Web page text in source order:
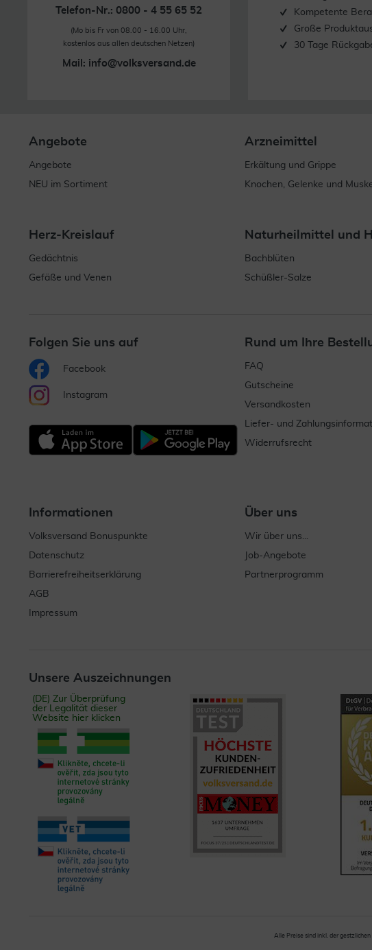
Telefon-Nr.: 0800 - 4 55 65 52
(Mo bis Fr von 08.00 - 16.00 Uhr,
kostenlos aus allen deutschen Netzen)
Mail: info@volksversand.de
Kompetente
Große
30 Tage
Angebote
Angebote
NEU im Sortiment
Arzneimittel
Erkältung und Grippe
Knochen, Gelenke und
Herz-Kreislauf
Gedächtnis
Gefäße und Venen
Naturheilmittel und
Bachblüten
Schüßler-Salze
Folgen Sie uns auf
Facebook
Instagram
Rund um Ihre
FAQ
Gutscheine
Versandkosten
Liefer- und
Widerrufsrecht
Informationen
Volksversand Bonuspunkte
Datenschutz
Barrierefreiheitserklärung
AGB
Impressum
Über uns
Wir über uns...
Job-Angebote
Partnerprogramm
Unsere Auszeichnungen
(DE) Zur Überprüfung
der Legalität dieser
Website hier klicken
Alle Preise sind inkl. der